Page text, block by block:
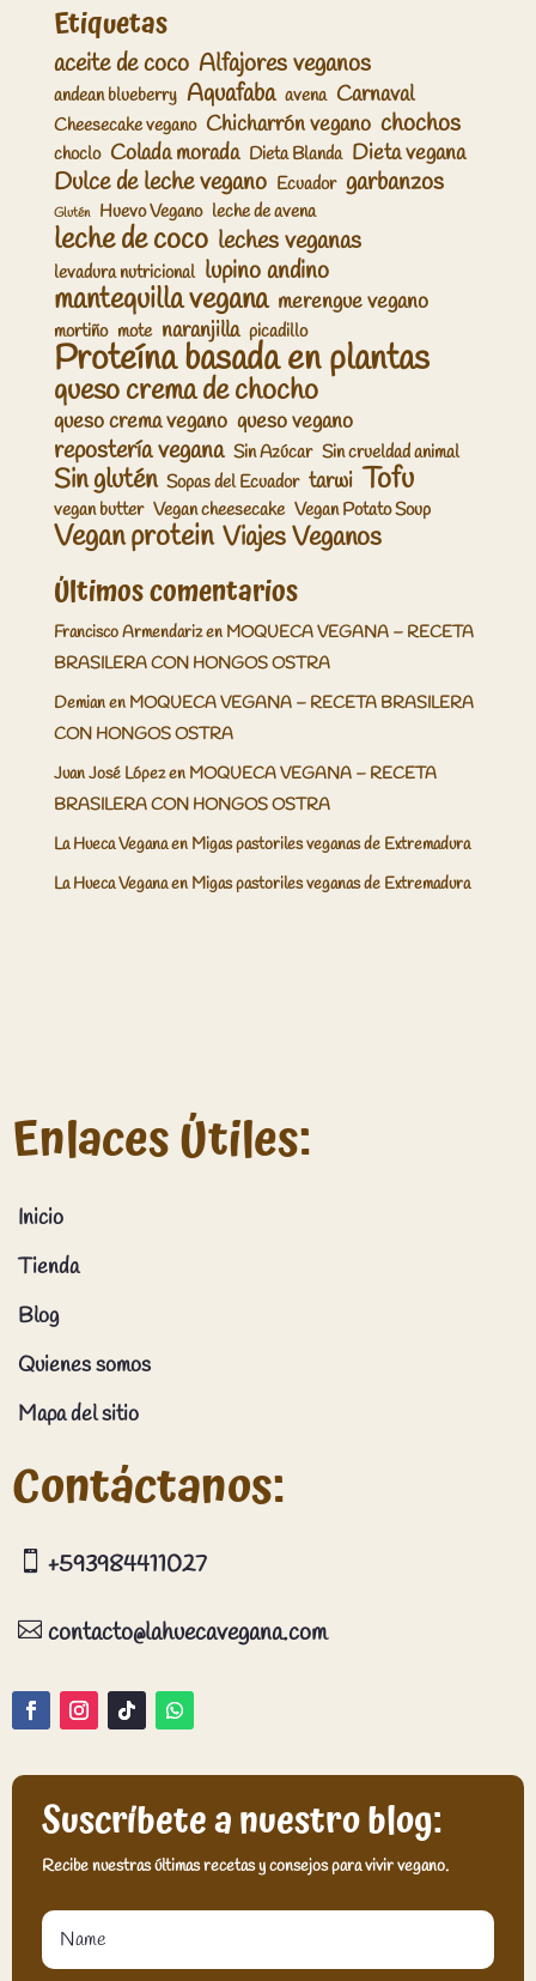
Etiquetas
aceite de coco Alfajores veganos
andean blueberry Aquafaba avena Carnaval
Cheesecake vegano Chicharrón vegano chochos
choclo Colada morada Dieta Blanda Dieta vegana
Dulce de leche vegano Ecuador garbanzos
Glutén Huevo Vegano leche de avena
leche de coco leches veganas
levadura nutricional lupino andino
mantequilla vegana merengue vegano
mortiño mote naranjilla picadillo
Proteína basada en plantas
queso crema de chocho
queso crema vegano queso vegano
repostería vegana Sin Azúcar Sin crueldad animal
Sin glutén Sopas del Ecuador tarwi Tofu
vegan butter Vegan cheesecake Vegan Potato Soup
Vegan protein Viajes Veganos
Últimos comentarios
Francisco Armendarizen MOQUECA VEGANA – RECETA
BRASILERA CON HONGOS OSTRA
Demianen MOQUECA VEGANA – RECETA BRASILERA
CON HONGOS OSTRA
Juan José Lópezen MOQUECA VEGANA – RECETA
BRASILERA CON HONGOS OSTRA
La Hueca Veganaen Migas pastoriles veganas de Extremadura
La Hueca Veganaen Migas pastoriles veganas de Extremadura
Enlaces Útiles:
Inicio
Tienda
Blog
Quienes somos
Mapa del sitio
Contáctanos:
 +593984411027
 contacto@lahuecavegana.com
Suscríbete a nuestro blog:
Recibe nuestras últimas recetas y consejos para vivir vegano.